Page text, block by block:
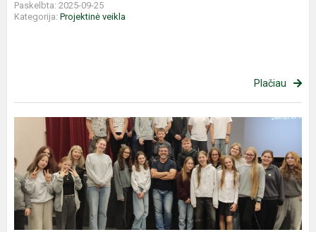
Paskelbta: 2025-09-25
Kategorija: Projektinė veikla
Plačiau
Susitikimas
gamtininku